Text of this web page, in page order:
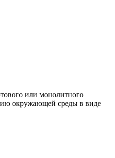
или монолитного
окружающей среды в виде